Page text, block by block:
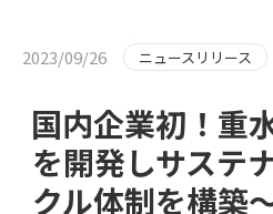
2023/09/26 ニュースリリース
国内企業初！重
を開発しサステ
クル体制を構築